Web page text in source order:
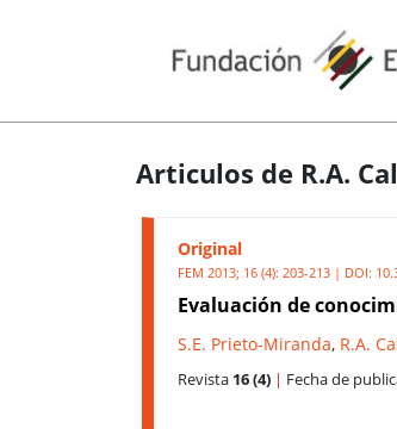
Articulos de R.A.
Original
FEM 2013; 16 (4): 203-213 | DOI:
Evaluación de
S.E. Prieto-Miranda, R.A.
Revista 16 (4) | Fecha de